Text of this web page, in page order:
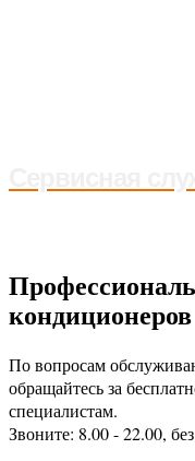
кондиционеров
По вопросам
обращайтесь за
специалистам.
Звоните: 8.00 - 22.00,